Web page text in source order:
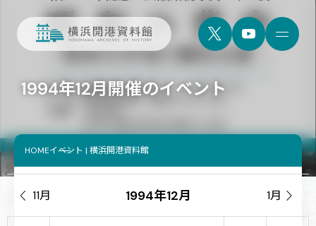
1994年12月開催のイベント
HOMEイベント | 横浜開港資料館
 11月 1994年12月 1月 